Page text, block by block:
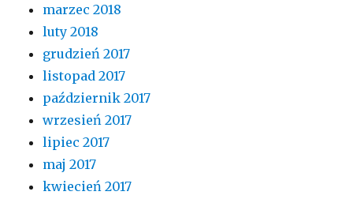
marzec 2018
luty 2018
grudzień 2017
listopad 2017
październik 2017
wrzesień 2017
lipiec 2017
maj 2017
kwiecień 2017